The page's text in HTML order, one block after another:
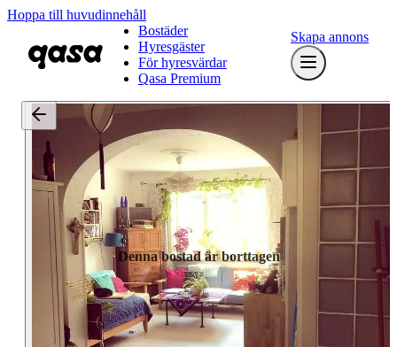
Hoppa till huvudinnehåll
Bostäder
Hyresgäster
För hyresvärdar
Qasa Premium
Skapa annons
Denna bostad är borttagen